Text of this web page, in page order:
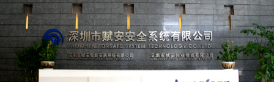
测方法已无法满足要求。
尤其是目前众多的大型影
剧院、会议展览中心、体
育馆、大型仓库和隧道空
间等，其建筑结构特殊、
校验的总线传输技术、线
路状态检测与保护技术、
后向光电感烟探测技术、
高可靠的系统抗干扰技术
等多项专利技术和专有技